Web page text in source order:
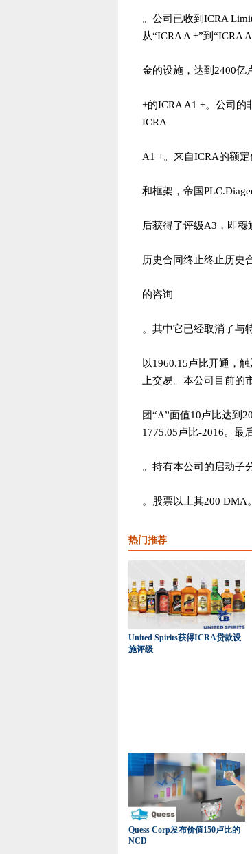
。公司已收到ICRA
从“ICRA A +”到“ICRA
金的设施，达到2400亿
+的ICRA A1 +。公司的
ICRA
A1 +。来自ICRA的额
和框架，帝国
后获得了评级A3，即
历史合同终止终止历史
的咨询
。其中它已经取消了与
以1960.15卢比开通，
上交易。本公司目前的
团“A”面值10卢比达到
1775.05卢比-2016。最
。持有本公司的启动子
。股票以上其200 DMA。
热门推荐
United Spirits获得ICRA贷款设
施评级
Quess Corp发布价值150卢比的
NCD